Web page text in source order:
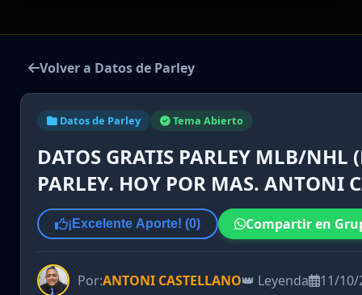
Volver a Datos de Parley
Datos de Parley Tema Abierto
DATOS GRATIS PARLEY MLB/
PARLEY. HOY POR MAS. ANTONI
¡Excelente Aporte! (0) Compartir en
Por:ANTONI CASTELLANO👑 Leyenda 11/10/